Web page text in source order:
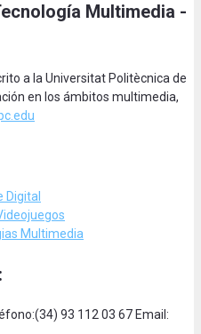
Multimedia -
a la Universitat Politècnica de
en los ámbitos multimedia,
Digital
Multimedia
93 112 03 67 Email: